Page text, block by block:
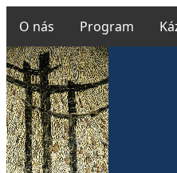
O nás Program